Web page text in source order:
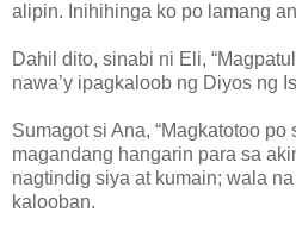
alipin. Inihihinga ko po lamang
Dahil dito, sinabi ni Eli,
nawa’y ipagkaloob ng Diyos ng
Sumagot si Ana, “Magkatotoo po
magandang hangarin para sa
nagtindig siya at kumain; wala
kalooban.